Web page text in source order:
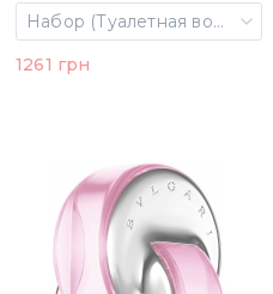
(783320804724)
Набор (Туалетная вода 65 ml, Туалетная вода 15 ml)
1261 грн